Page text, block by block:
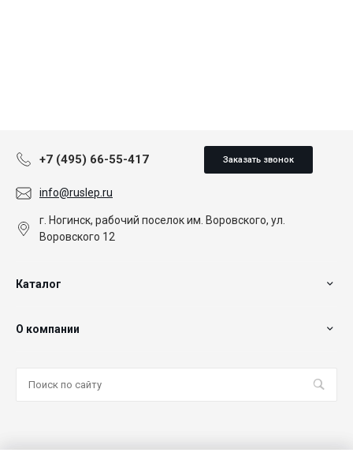
+7 (495) 66-55-417 Заказать звонок
info@ruslep.ru
г. Ногинск, рабочий поселок им. Воровского, ул.
Воровского 12
Каталог
О компании